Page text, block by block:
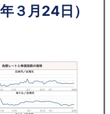
３月24日）